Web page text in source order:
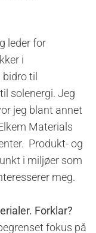
leder for
i
til
solenergi. Jeg
jeg blant annet
Materials
Produkt- og
i miljøer som
meg.
Forklar?
fokus på